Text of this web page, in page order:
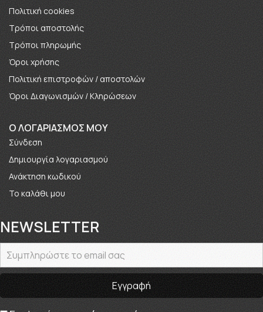
Πολιτική cookies
Τρόποι αποστολής
Τρόποι πληρωμής
Όροι χρήσης
Πολιτική επιστροφών / αποστολών
Όροι Διαγωνισμών / Κληρώσεων
O ΛΟΓΑΡΙΑΣΜΟΣ ΜΟΥ
Σύνδεση
Δημιουργία λογαριασμού
Ανάκτηση κωδικού
Το καλάθι μου
NEWSLETTER